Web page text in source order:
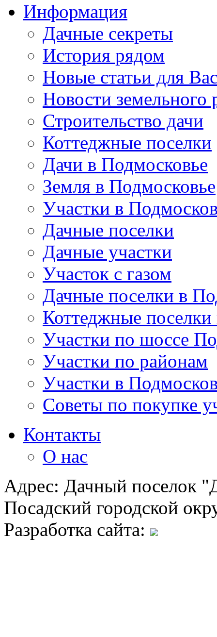
Информация
Дачные секреты
История рядом
Новые статьи для
Новости земельного
Строительство дачи
Коттеджные поселки
Дачи в Подмосковье
Земля в Подмосковье
Участки в
Дачные поселки
Дачные участки
Участок с газом
Дачные поселки в
Коттеджные
Участки по шоссе
Участки по районам
Участки в
Советы по покупке
Контакты
О нас
Адрес: Дачный поселок
Посадский городской
Разработка сайта: